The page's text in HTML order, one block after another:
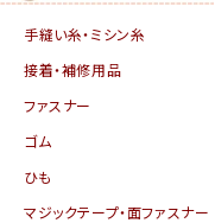
手縫い糸・ミシン糸
接着・補修用品
ファスナー
ゴム
ひも
マジックテープ・面ファスナー